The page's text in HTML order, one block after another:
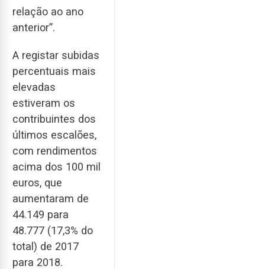
relação ao ano
anterior”.
A registar subidas
percentuais mais
elevadas
estiveram os
contribuintes dos
últimos escalões,
com rendimentos
acima dos 100 mil
euros, que
aumentaram de
44.149 para
48.777 (17,3% do
total) de 2017
para 2018.